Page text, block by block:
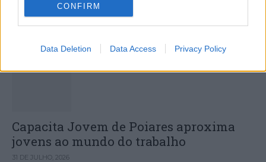
CONFIRM
Data Deletion Data Access Privacy Policy
Deputados do PSD saúdam Banda
Sinfónica da ARMAB pelo 1º lugar...
Capacita Jovem de Poiares aproxima
jovens ao mundo do trabalho
31 DE JULHO, 2026